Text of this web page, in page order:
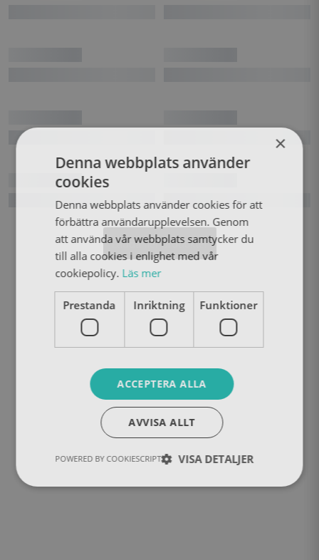
Ladda fler produkter
×
Denna webbplats använder
cookies
Denna webbplats använder cookies för att
förbättra användarupplevelsen. Genom
att använda vår webbplats samtycker du
till alla cookies i enlighet med vår
cookiepolicy. Läs mer
Prestanda Inriktning Funktioner
ACCEPTERA ALLA
AVVISA ALLT
VISA DETALJER
POWERED BY COOKIESCRIPT